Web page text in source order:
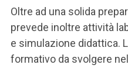
Oltre ad una solida
prevede inoltre attività
e simulazione didattica.
formativo da svolgere